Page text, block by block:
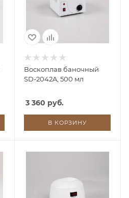
Воскоплав баночный
SD-2042A, 500 мл
3 360 руб.
В КОРЗИНУ